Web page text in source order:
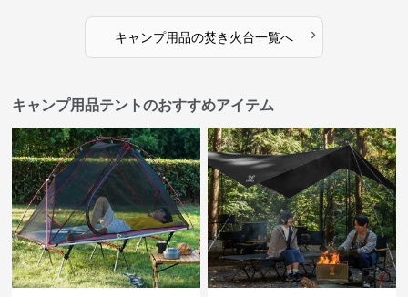
キャンプ用品の焚き火台一覧へ ›
キャンプ用品テントのおすすめアイテム